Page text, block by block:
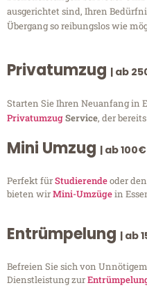
ausgerichtet sind, Ihren
Übergang so reibungslos wie
Privatumzug | ab
Starten Sie Ihren Neuanfang in
PrivatumzugService, der
Mini Umzug | ab 100€
Perfekt fürStudierendeoder
bieten wirMini-Umzügein
Entrümpelung | ab
Befreien Sie sich von
Dienstleistung zur